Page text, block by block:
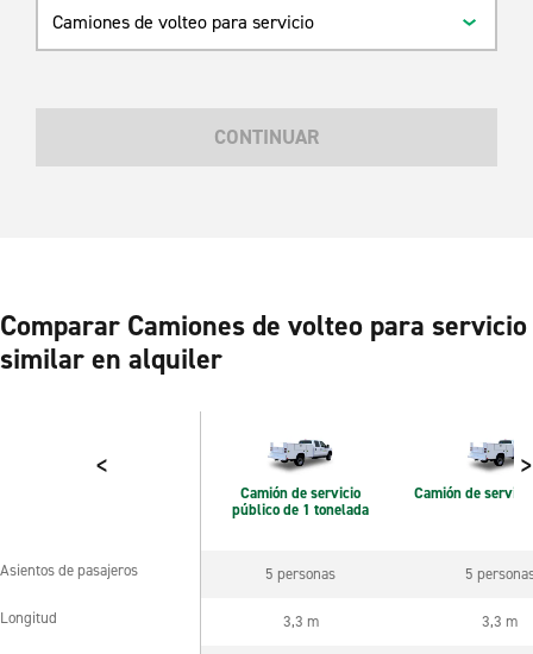
Camiones de volteo para servicio
CONTINUAR
Comparar Camiones de volteo para servicio
similar en alquiler
< >
Camión de servicio
público de 1 tonelada
Camión de
Asientos de pasajeros 5 personas 5
Longitud 3,3 m 3,3 m
Asientos de pasajeros
Longitud